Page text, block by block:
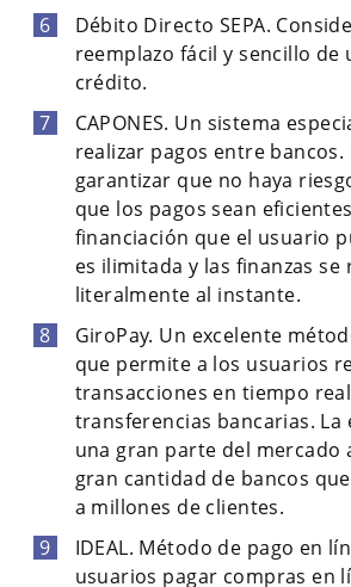
Débito Directo SEPA.
reemplazo fácil y sencillo de
crédito.
CAPONES. Un sistema
realizar pagos entre bancos.
garantizar que no haya
que los pagos sean
financiación que el usuario
es ilimitada y las finanzas se
literalmente al instante.
GiroPay. Un excelente
que permite a los usuarios
transacciones en tiempo
transferencias bancarias. La
una gran parte del mercado
gran cantidad de bancos
a millones de clientes.
IDEAL. Método de pago en
usuarios pagar compras en